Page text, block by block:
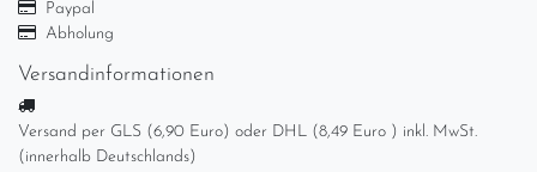
Paypal
Abholung
Versandinformationen
Versand per GLS (6,90 Euro) oder DHL (8,49 Euro ) inkl. MwSt.
(innerhalb Deutschlands)